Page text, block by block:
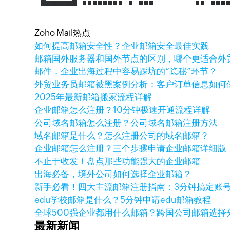
Zoho Mail热点
如何提高邮箱安全性？企业邮箱安全最佳实践
邮箱国外服务器和国外节点的区别，哪个更适合外
邮件，企业出海过程中容易踩坑的“隐秘”环节？
外贸业务员邮箱被黑案例分析：客户订单信息如何
2025年最新邮箱搬家流程详解
企业邮箱怎么注册？10分钟极速开通流程详解
公司域名邮箱怎么注册？公司域名邮箱注册方法
域名邮箱是什么？怎么注册公司的域名邮箱？
企业邮箱怎么注册？三个步骤申请企业邮箱详细版
不止于收发！盘点那些功能强大的企业邮箱
出海必备，境外公司如何选择企业邮箱？
新手必看！四大主流邮箱注册指南：3分钟搞定账
edu学校邮箱是什么？5分钟申请edu邮箱教程
全球500强企业都用什么邮箱？跨国公司邮箱选择
最新新闻